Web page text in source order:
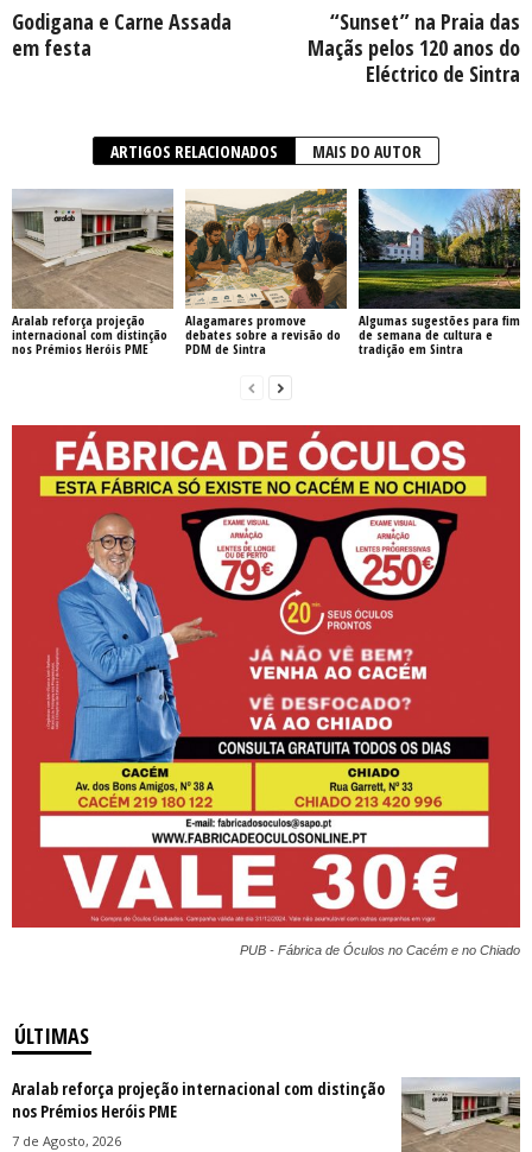
Godigana e Carne Assada
em festa
“Sunset” na Praia das
Maçãs pelos 120 anos do
Eléctrico de Sintra
ARTIGOS RELACIONADOS MAIS DO AUTOR
Aralab reforça projeção
internacional com distinção
nos Prémios Heróis PME
Alagamares promove
debates sobre a revisão do
PDM de Sintra
Algumas sugestões para fim
de semana de cultura e
tradição em Sintra
PUB - Fábrica de Óculos no Cacém e no Chiado
ÚLTIMAS
Aralab reforça projeção internacional com distinção
nos Prémios Heróis PME
7 de Agosto, 2026